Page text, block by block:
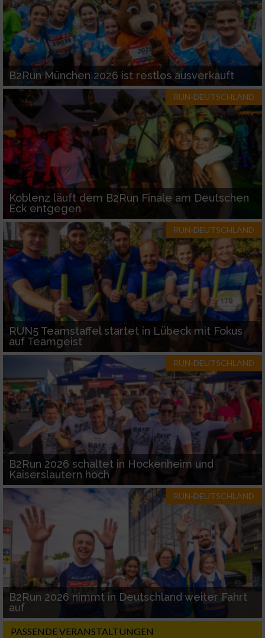
B2Run München 2026 ist restlos ausverkauft
RUN-DEUTSCHLAND
Koblenz läuft dem B2Run Finale am Deutschen
Eck entgegen
RUN-DEUTSCHLAND
RUN5 Teamstaffel startet in Lübeck mit Fokus
auf Teamgeist
RUN-DEUTSCHLAND
B2Run 2026 schaltet in Hockenheim und
Kaiserslautern hoch
RUN-DEUTSCHLAND
B2Run 2026 nimmt in Deutschland weiter Fahrt
auf
PASSENDE VERANSTALTUNGEN